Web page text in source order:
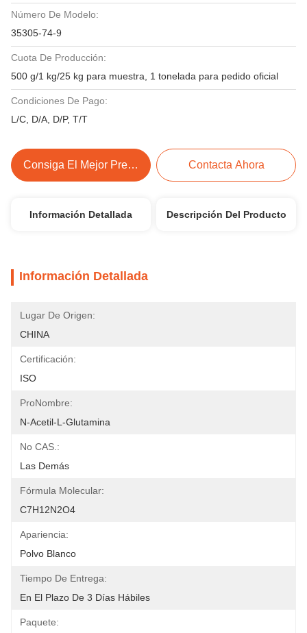
Número De Modelo:
35305-74-9
Cuota De Producción:
500 g/1 kg/25 kg para muestra, 1 tonelada para pedido oficial
Condiciones De Pago:
L/C, D/A, D/P, T/T
Consiga El Mejor Precio Contacta Ahora
Información Detallada Descripción Del Producto
Información Detallada
Lugar De Origen:
CHINA
Certificación:
ISO
ProNombre:
N-Acetil-L-Glutamina
No CAS.:
Las Demás
Fórmula Molecular:
C7H12N2O4
Apariencia:
Polvo Blanco
Tiempo De Entrega:
En El Plazo De 3 Días Hábiles
Paquete: